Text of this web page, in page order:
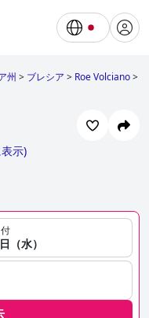
州 > ブレシア > Roe Volciano>
示)
（水）